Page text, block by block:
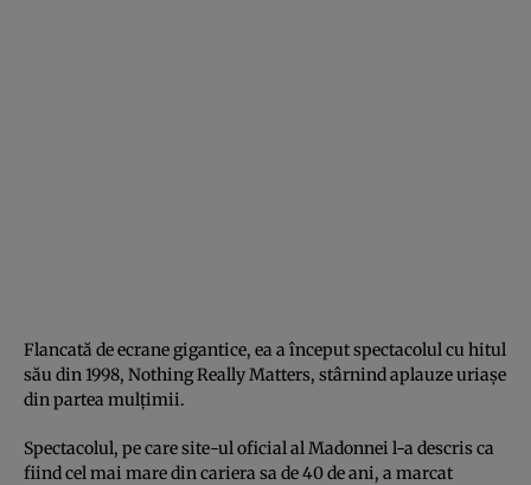
Flancată de ecrane gigantice, ea a început spectacolul cu hitul
său din 1998, Nothing Really Matters, stârnind aplauze uriașe
din partea mulțimii.
Spectacolul, pe care site-ul oficial al Madonnei l-a descris ca
fiind cel mai mare din cariera sa de 40 de ani, a marcat